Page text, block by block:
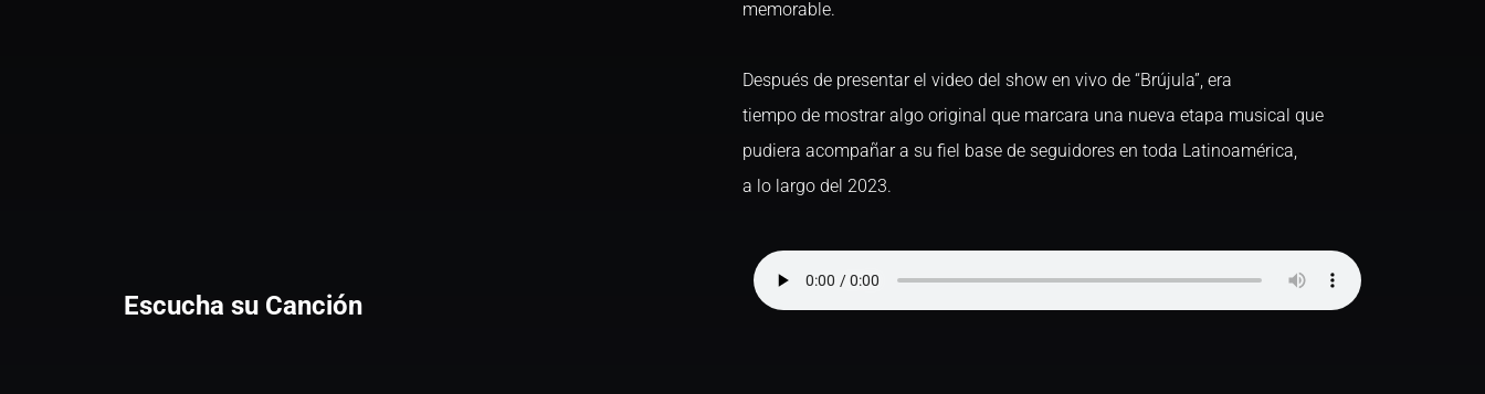
memorable.
Después de presentar el video del show en vivo de “Brújula”, era
tiempo de mostrar algo original que marcara una nueva etapa musical que
pudiera acompañar a su fiel base de seguidores en toda Latinoamérica,
a lo largo del 2023.
Escucha su Canción